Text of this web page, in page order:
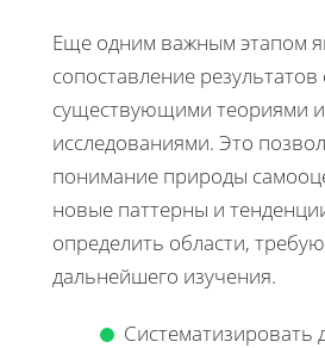
Еще одним важным этапом
сопоставление результатов
существующими теориями и
исследованиями. Это
понимание природы
новые паттерны и
определить области,
дальнейшего изучения.
Систематизировать